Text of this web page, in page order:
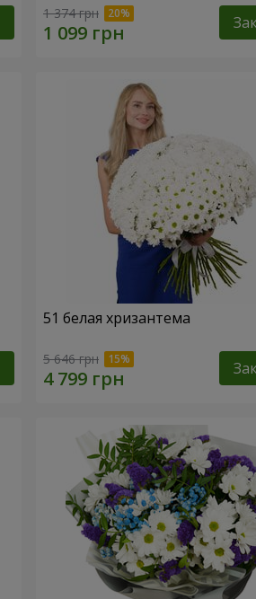
1 374 грн
51 белая хризантема
5 646 грн